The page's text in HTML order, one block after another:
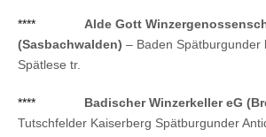
****
Alde Gott
(Sasbachwalden) – Baden Spätburgunder
Spätlese tr.
**** Badischer Winzerkeller eG
Tutschfelder Kaiserberg Spätburgunder